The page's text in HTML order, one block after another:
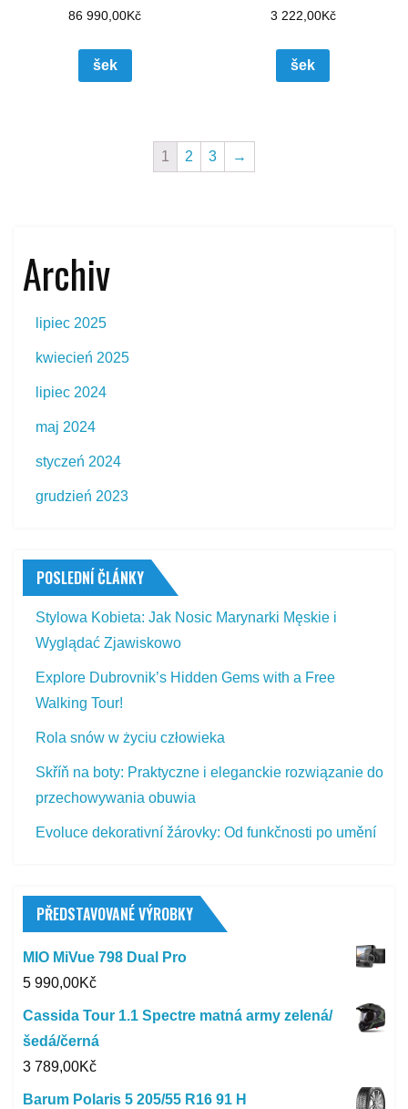
86 990,00Kč
šek
3 222,00Kč
šek
1 2 3 →
Archiv
lipiec 2025
kwiecień 2025
lipiec 2024
maj 2024
styczeń 2024
grudzień 2023
POSLEDNÍ ČLÁNKY
Stylowa Kobieta: Jak Nosic Marynarki Męskie i
Wyglądać Zjawiskowo
Explore Dubrovnik’s Hidden Gems with a Free
Walking Tour!
Rola snów w życiu człowieka
Skříň na boty: Praktyczne i eleganckie rozwiązanie do
przechowywania obuwia
Evoluce dekorativní žárovky: Od funkčnosti po umění
PŘEDSTAVOVANÉ VÝROBKY
MIO MiVue 798 Dual Pro
5 990,00Kč
Cassida Tour 1.1 Spectre matná army zelená/
šedá/černá
3 789,00Kč
Barum Polaris 5 205/55 R16 91 H